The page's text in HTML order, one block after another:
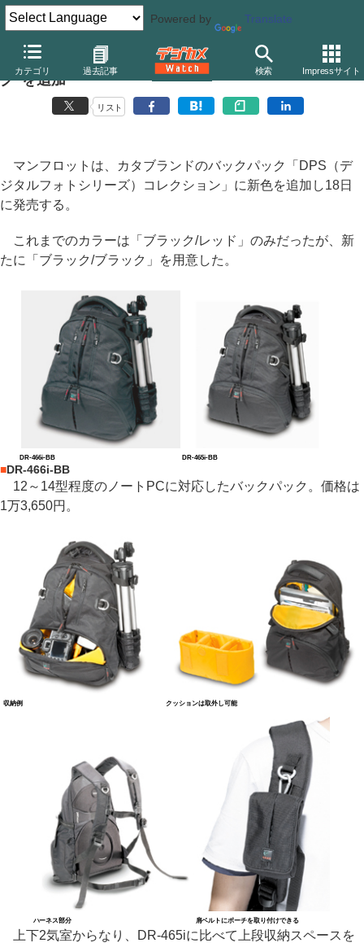
Powered by Translate
カテゴリ 過去記事 検索 Impressサイト
カタ、バックパック「DPS」に新色“ブラック/ブラッ
ク”を追加
リスト
マンフロットは、カタブランドのバックパック「DPS（デ
ジタルフォトシリーズ）コレクション」に新色を追加し18日
に発売する。
これまでのカラーは「ブラック/レッド」のみだったが、新
たに「ブラック/ブラック」を用意した。
DR-466i-BB DR-465i-BB
■DR-466i-BB
12～14型程度のノートPCに対応したバックパック。価格は
1万3,650円。
収納例 クッションは取外し可能
ハーネス部分 肩ベルトにポーチを取り付けできる
上下2気室からなり、DR-465iに比べて上段収納スペースを